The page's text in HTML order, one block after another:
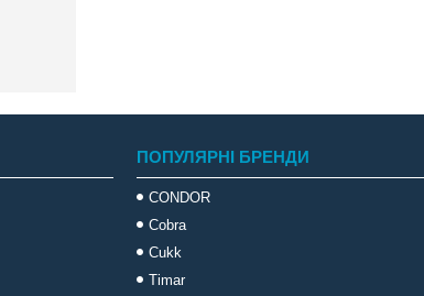
ПОПУЛЯРНІ БРЕНДИ
CONDOR
Cobra
Cukk
Timar